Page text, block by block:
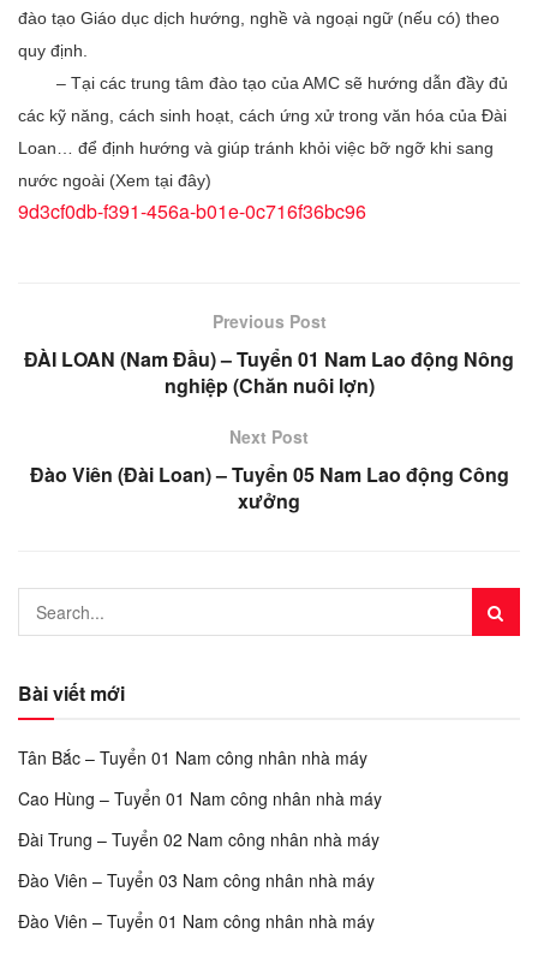
đào tạo Giáo dục dịch hướng, nghề và ngoại ngữ (nếu có) theo
quy định.
– Tại các trung tâm đào tạo của AMC sẽ hướng dẫn đầy đủ
các kỹ năng, cách sinh hoạt, cách ứng xử trong văn hóa của Đài
Loan… để định hướng và giúp tránh khỏi việc bỡ ngỡ khi sang
nước ngoài (Xem tại đây)
9d3cf0db-f391-456a-b01e-0c716f36bc96
Previous Post
ĐÀI LOAN (Nam Đầu) – Tuyển 01 Nam Lao động Nông
nghiệp (Chăn nuôi lợn)
Next Post
Đào Viên (Đài Loan) – Tuyển 05 Nam Lao động Công
xưởng
Bài viết mới
Tân Bắc – Tuyển 01 Nam công nhân nhà máy
Cao Hùng – Tuyển 01 Nam công nhân nhà máy
Đài Trung – Tuyển 02 Nam công nhân nhà máy
Đào Viên – Tuyển 03 Nam công nhân nhà máy
Đào Viên – Tuyển 01 Nam công nhân nhà máy